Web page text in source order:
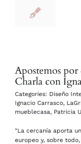
Apostemos
Charla con
Categories: Diseño
Ignacio Carrasco,
mueblecasa, Patricia
"La cercanía aporta
europeo y, sobre